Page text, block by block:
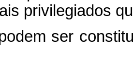
privilegiados
ser